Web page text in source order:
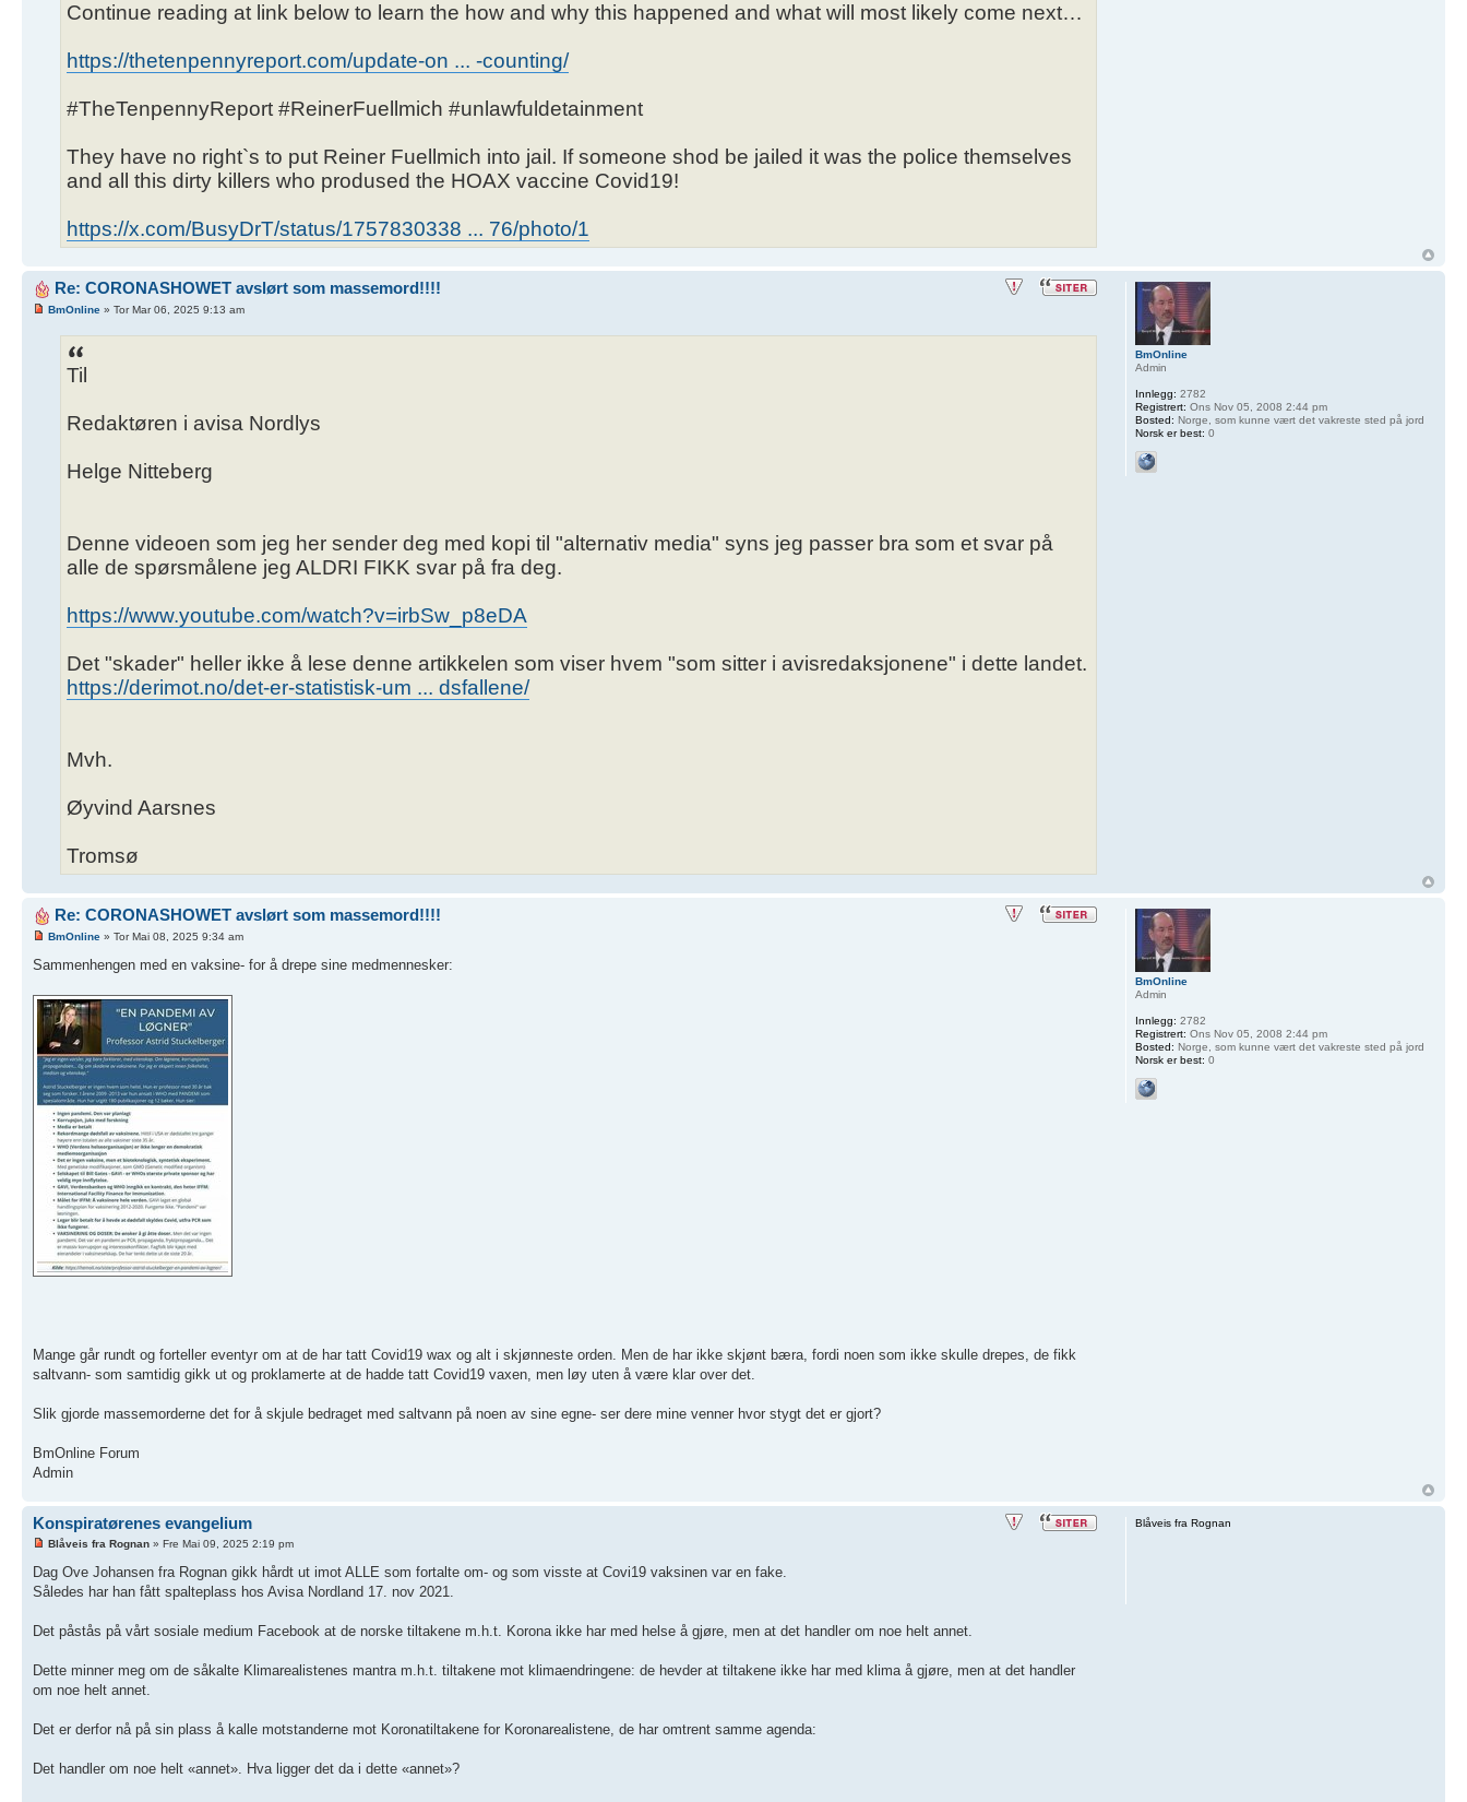
Continue reading at link below to learn the how and why this happened and what will most likely come next…
https://thetenpennyreport.com/update-on ... -counting/
#TheTenpennyReport #ReinerFuellmich #unlawfuldetainment
They have no right`s to put Reiner Fuellmich into jail. If someone shod be jailed it was the police themselves
and all this dirty killers who prodused the HOAX vaccine Covid19!
https://x.com/BusyDrT/status/1757830338 ... 76/photo/1
Re: CORONASHOWET avslørt som massemord!!!!
BmOnline » Tor Mar 06, 2025 9:13 am
Til
Redaktøren i avisa Nordlys
Helge Nitteberg
Denne videoen som jeg her sender deg med kopi til "alternativ media" syns jeg passer bra som et svar på
alle de spørsmålene jeg ALDRI FIKK svar på fra deg.
https://www.youtube.com/watch?v=irbSw_p8eDA
Det "skader" heller ikke å lese denne artikkelen som viser hvem "som sitter i avisredaksjonene" i dette landet.
https://derimot.no/det-er-statistisk-um ... dsfallene/
Mvh.
Øyvind Aarsnes
Tromsø
BmOnline
Admin
Innlegg: 2782
Registrert: Ons Nov 05, 2008 2:44 pm
Bosted: Norge, som kunne vært det vakreste sted på jord
Norsk er best: 0
Re: CORONASHOWET avslørt som massemord!!!!
BmOnline » Tor Mai 08, 2025 9:34 am
Sammenhengen med en vaksine- for å drepe sine medmennesker:
Mange går rundt og forteller eventyr om at de har tatt Covid19 wax og alt i skjønneste orden. Men de har ikke skjønt bæra, fordi noen som ikke skulle drepes, de fikk
saltvann- som samtidig gikk ut og proklamerte at de hadde tatt Covid19 vaxen, men løy uten å være klar over det.
Slik gjorde massemorderne det for å skjule bedraget med saltvann på noen av sine egne- ser dere mine venner hvor stygt det er gjort?
BmOnline Forum
Admin
BmOnline
Admin
Innlegg: 2782
Registrert: Ons Nov 05, 2008 2:44 pm
Bosted: Norge, som kunne vært det vakreste sted på jord
Norsk er best: 0
Konspiratørenes evangelium
Blåveis fra Rognan » Fre Mai 09, 2025 2:19 pm
Dag Ove Johansen fra Rognan gikk hårdt ut imot ALLE som fortalte om- og som visste at Covi19 vaksinen var en fake.
Således har han fått spalteplass hos Avisa Nordland 17. nov 2021.
Det påstås på vårt sosiale medium Facebook at de norske tiltakene m.h.t. Korona ikke har med helse å gjøre, men at det handler om noe helt annet.
Dette minner meg om de såkalte Klimarealistenes mantra m.h.t. tiltakene mot klimaendringene: de hevder at tiltakene ikke har med klima å gjøre, men at det handler
om noe helt annet.
Det er derfor nå på sin plass å kalle motstanderne mot Koronatiltakene for Koronarealistene, de har omtrent samme agenda:
Det handler om noe helt «annet». Hva ligger det da i dette «annet»?
Blåveis fra Rognan